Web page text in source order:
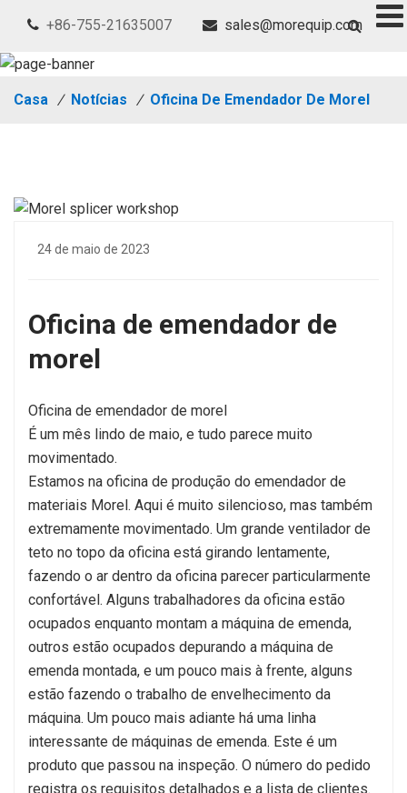
+86-755-21635007 sales@morequip.com
Casa / Notícias / Oficina De Emendador De Morel
24 de maio de 2023
Oficina de emendador de
morel
Oficina de emendador de morel
É um mês lindo de maio, e tudo parece muito
movimentado.
Estamos na oficina de produção do emendador de
materiais Morel. Aqui é muito silencioso, mas também
extremamente movimentado. Um grande ventilador de
teto no topo da oficina está girando lentamente,
fazendo o ar dentro da oficina parecer particularmente
confortável. Alguns trabalhadores da oficina estão
ocupados enquanto montam a máquina de emenda,
outros estão ocupados depurando a máquina de
emenda montada, e um pouco mais à frente, alguns
estão fazendo o trabalho de envelhecimento da
máquina. Um pouco mais adiante há uma linha
interessante de máquinas de emenda. Este é um
produto que passou na inspeção. O número do pedido
registra os requisitos detalhados e a lista de clientes.